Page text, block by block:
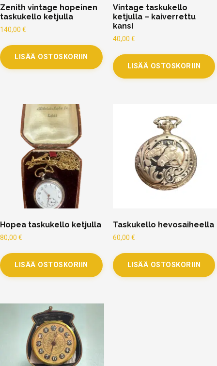
Zenith vintage hopeinen
taskukello ketjulla
140,00 €
LISÄÄ OSTOSKORIIN
Vintage taskukello
ketjulla – kaiverrettu
kansi
40,00 €
LISÄÄ OSTOSKORIIN
Hopea taskukello ketjulla
80,00 €
LISÄÄ OSTOSKORIIN
Taskukello hevosaiheella
60,00 €
LISÄÄ OSTOSKORIIN